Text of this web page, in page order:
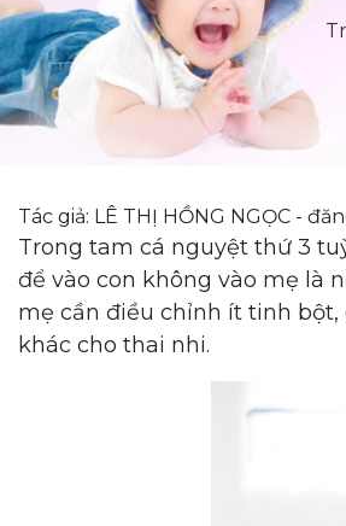
Tác giả: LÊ THỊ HỒNG NGỌC -
Trong tam cá nguyệt thứ 3
để vào con không vào mẹ là
mẹ cần điều chỉnh ít tinh bột,
khác cho thai nhi.